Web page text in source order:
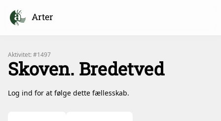
Arter
Aktivitet: #1497
Skoven. Bredetved
Log ind for at følge dette fællesskab.